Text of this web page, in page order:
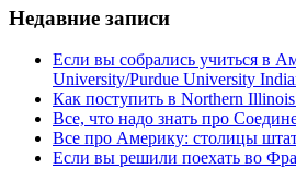
Недавние записи
Если вы собрались учиться в
University/Purdue University
Как поступить в Northern
Все, что надо знать про
Все про Америку: столицы
Если вы решили поехать во